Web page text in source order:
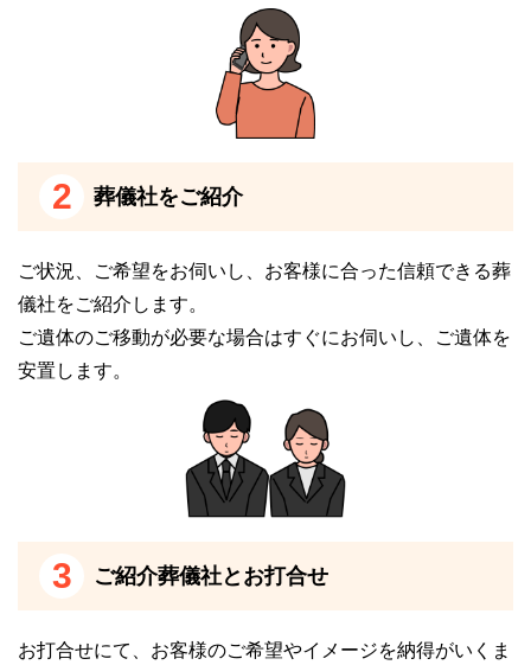
2 葬儀社をご紹介
ご状況、ご希望をお伺いし、お客様に合った信頼できる葬
儀社をご紹介します。
ご遺体のご移動が必要な場合はすぐにお伺いし、ご遺体を
安置します。
3 ご紹介葬儀社とお打合せ
お打合せにて、お客様のご希望やイメージを納得がいくま